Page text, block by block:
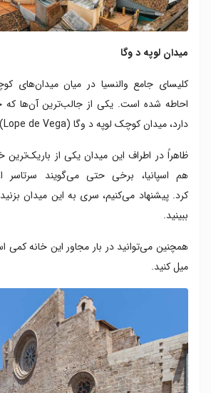
میدان لوپه د وگا
کلیسای جامع والنسیا در میان میدان‌های
احاطه شده است. یکی از جالب‌ترین آن‌ها که
دارد، میدان کوچک لوپه د وگا (Lope de Vega) است.
ظاهراً در اطراف این میدان یکی از باریک‌ترین
هم اسپانیا، برخی حتی می‌گویند سرتاسر
کرد. پیشنهاد می‌کنیم، سری به این میدان
ببینید.
همچنین می‌توانید در بار مجاور این خانه کمی
میل کنید.